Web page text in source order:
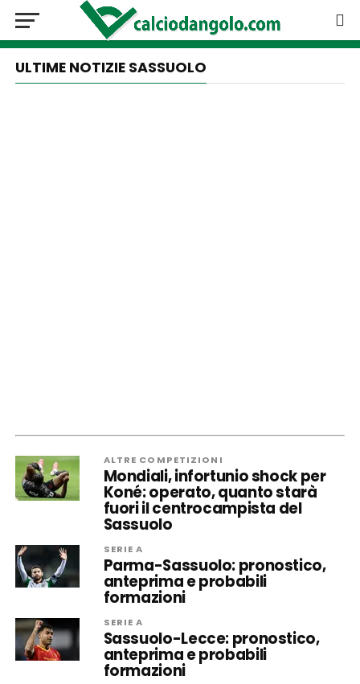
ULTIME NOTIZIE SASSUOLO
ALTRE COMPETIZIONI
Mondiali, infortunio shock per
Koné: operato, quanto starà
fuori il centrocampista del
Sassuolo
SERIE A
Parma-Sassuolo: pronostico,
anteprima e probabili
formazioni
SERIE A
Sassuolo-Lecce: pronostico,
anteprima e probabili
formazioni